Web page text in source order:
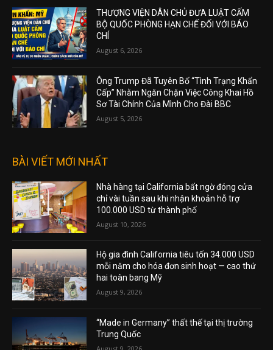
THƯỢNG VIỆN DÂN CHỦ ĐƯA LUẬT CẤM
BỘ QUỐC PHÒNG HẠN CHẾ ĐỐI VỚI BÁO
CHÍ
August 6, 2026
Ông Trump Đã Tuyên Bố “Tình Trạng Khẩn
Cấp” Nhằm Ngăn Chặn Việc Công Khai Hồ
Sơ Tài Chính Của Mình Cho Đài BBC
August 5, 2026
BÀI VIẾT MỚI NHẤT
Nhà hàng tại California bất ngờ đóng cửa
chỉ vài tuần sau khi nhận khoản hỗ trợ
100.000 USD từ thành phố
August 10, 2026
Hộ gia đình California tiêu tốn 34.000 USD
mỗi năm cho hóa đơn sinh hoạt — cao thứ
hai toàn bang Mỹ
August 9, 2026
“Made in Germany” thất thế tại thị trường
Trung Quốc